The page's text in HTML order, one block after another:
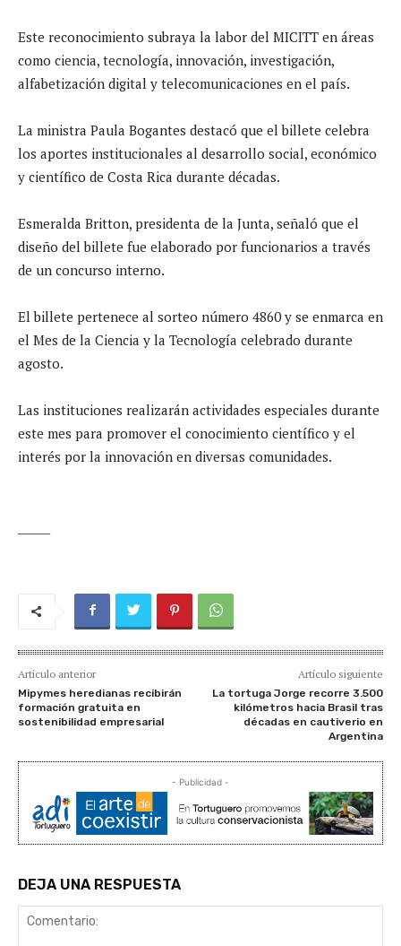
Este reconocimiento subraya la labor del MICITT en áreas
como ciencia, tecnología, innovación, investigación,
alfabetización digital y telecomunicaciones en el país.
La ministra Paula Bogantes destacó que el billete celebra
los aportes institucionales al desarrollo social, económico
y científico de Costa Rica durante décadas.
Esmeralda Britton, presidenta de la Junta, señaló que el
diseño del billete fue elaborado por funcionarios a través
de un concurso interno.
El billete pertenece al sorteo número 4860 y se enmarca en
el Mes de la Ciencia y la Tecnología celebrado durante
agosto.
Las instituciones realizarán actividades especiales durante
este mes para promover el conocimiento científico y el
interés por la innovación en diversas comunidades.
Artículo anterior
Mipymes heredianas recibirán
formación gratuita en
sostenibilidad empresarial
Artículo siguiente
La tortuga Jorge recorre 3.500
kilómetros hacia Brasil tras
décadas en cautiverio en
Argentina
- Publicidad -
DEJA UNA RESPUESTA